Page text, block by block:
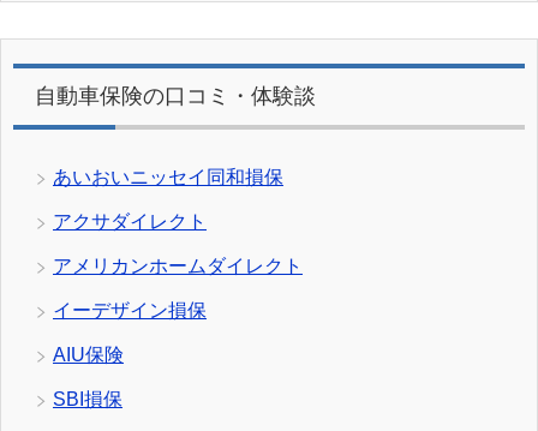
自動車保険の口コミ・体験談
あいおいニッセイ同和損保
アクサダイレクト
アメリカンホームダイレクト
イーデザイン損保
AIU保険
SBI損保